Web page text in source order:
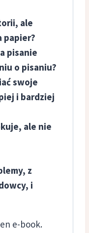
ale
papier?
pisanie
o pisaniu?
swoje
i bardziej
ale nie
z
i
e-book.